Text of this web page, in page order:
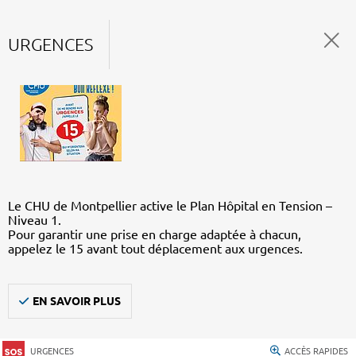
URGENCES
Le CHU de Montpellier active le Plan Hôpital en Tension –
Niveau 1.
Pour garantir une prise en charge adaptée à chacun,
appelez le 15 avant tout déplacement aux urgences.
EN SAVOIR PLUS
URGENCES ACCÈS RAPIDES